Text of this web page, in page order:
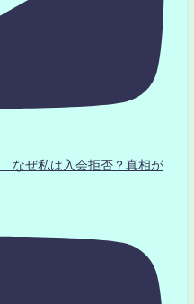
ぜ私は入会拒否？真相が